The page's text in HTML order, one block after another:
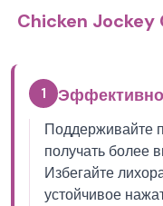
Chicken
1
Поддерживайте
получать более
Избегайте
устойчивое